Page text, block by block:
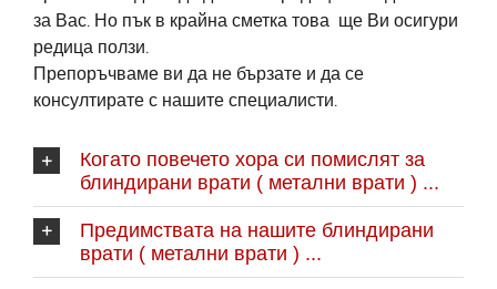
за Вас. Но пък в крайна сметка това ще Ви осигури
редица ползи.
Препоръчваме ви да не бързате и да се
консултирате с нашите специалисти.
Когато повечето хора си помислят за
блиндирани врати ( метални врати ) ...
Предимствата на нашите блиндирани
врати ( метални врати ) ...